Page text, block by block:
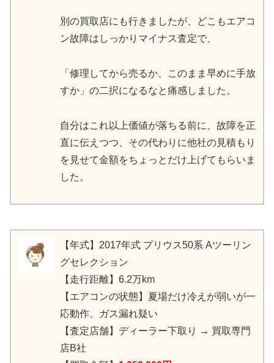
別の買取店にも行きましたが、どこもエアコ
ン故障はしっかりマイナス査定で、
「修理してから売るか、このまま早めに手放
すか」の二択になるなと痛感しました。
自分はこれ以上価値が落ちる前に、故障を正
直に伝えつつ、その代わりに他社の見積もり
を見せて金額をちょっとだけ上げてもらいま
した。
【年式】2017年式 プリウス50系 Aツーリン
グセレクション
【走行距離】6.2万km
【エアコンの状態】夏場だけ冷えが弱いが一
応動作、ガス漏れ疑い
【査定店舗】ディーラー下取り → 買取専門
店B社